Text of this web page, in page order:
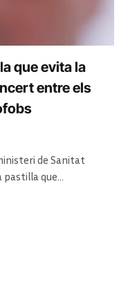
que evita la
entre els
de Sanitat
pastilla que…